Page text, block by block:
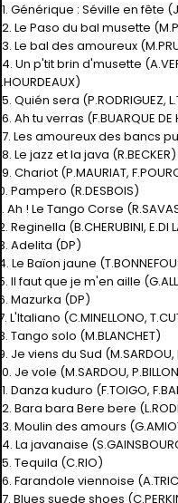
Générique : Séville en fête
Le Paso du bal musette
Le bal des amoureux
Un p'tit brin d'musette
Quién sera (P.RODRIGUEZ,
Ah tu verras (F.BUARQUE DE
Les amoureux des bancs
Le jazz et la java (R.BECKER)
Chariot (P.MAURIAT,
Pampero (R.DESBOIS)
Ah ! Le Tango Corse
Reginella (B.CHERUBINI, E.DI
Adelita (DP)
Le Baïon jaune
Il faut que je m'en aille
Mazurka (DP)
L'Italiano (C.MINELLONO,
Tango solo (M.BLANCHET)
Je viens du Sud (M.SARDOU,
Je vole (M.SARDOU,
Danza kuduro (F.TOIGO,
Bara bara Bere bere
Moulin des amours
La javanaise
Tequila (C.RIO)
Farandole viennoise
Blues suede shoes